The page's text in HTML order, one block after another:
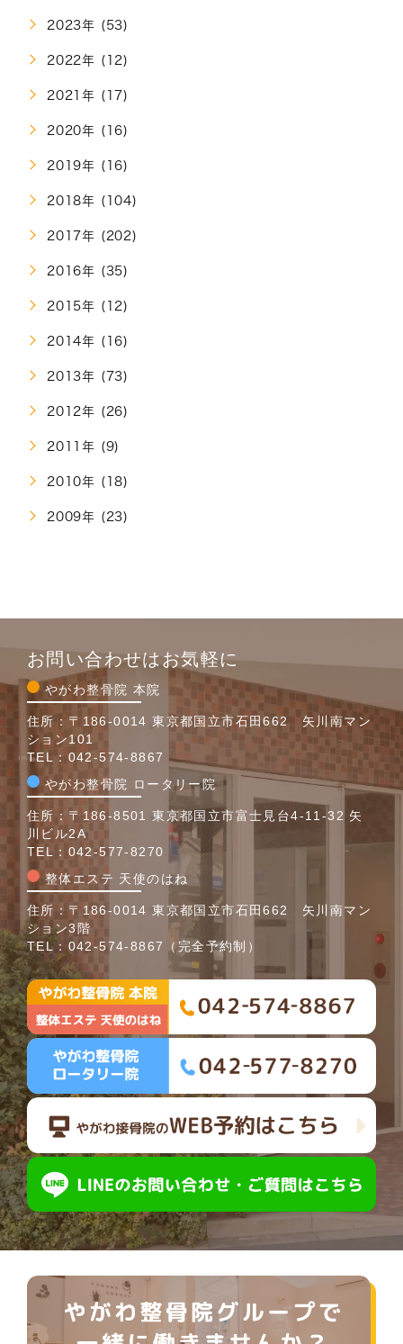
2023年 (53)
2022年 (12)
2021年 (17)
2020年 (16)
2019年 (16)
2018年 (104)
2017年 (202)
2016年 (35)
2015年 (12)
2014年 (16)
2013年 (73)
2012年 (26)
2011年 (9)
2010年 (18)
2009年 (23)
お問い合わせはお気軽に
やがわ整骨院 本院
住所：〒186-0014 東京都国立市石田662 矢川南マン
ション101
TEL： 042-574-8867
やがわ整骨院 ロータリー院
住所：〒186-8501 東京都国立市富士見台4-11-32 矢
川ビル2A
TEL： 042-577-8270
整体エステ 天使のはね
住所：〒186-0014 東京都国立市石田662 矢川南マン
ション3階
TEL： 042-574-8867 （完全予約制）